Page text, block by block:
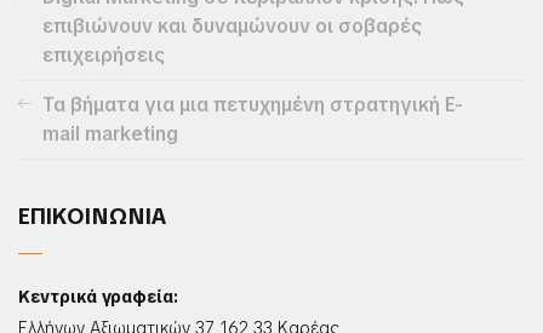
επιβιώνουν και δυναμώνουν οι σοβαρές
επιχειρήσεις
Τα βήματα για μια πετυχημένη στρατηγική E-
mail marketing
ΕΠΙΚΟΙΝΩΝΙΑ
Κεντρικά γραφεία:
Ελλήνων Αξιωματικών 37, 162 33 Καρέας